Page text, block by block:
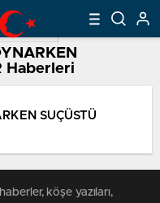
Haberleri
SUÇÜSTÜ
köşe yazıları,